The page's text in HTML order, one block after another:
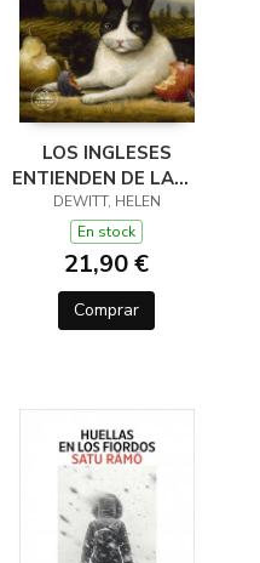
LOS INGLESES
ENTIENDEN DE LANA
(Y OTROS TRUCOS)
DEWITT, HELEN
En stock
21,90 €
Comprar